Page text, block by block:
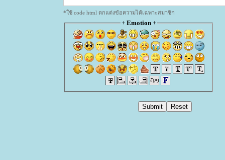
*ใช้ code html ตกแต่งข้อความได้เฉพาะสมาชิก
+ Emotion+